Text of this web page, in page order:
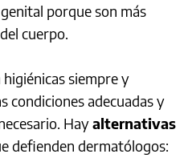
porque son más
cuerpo.
siempre y
condiciones adecuadas y
Hayalternativas
defienden dermatólogos: